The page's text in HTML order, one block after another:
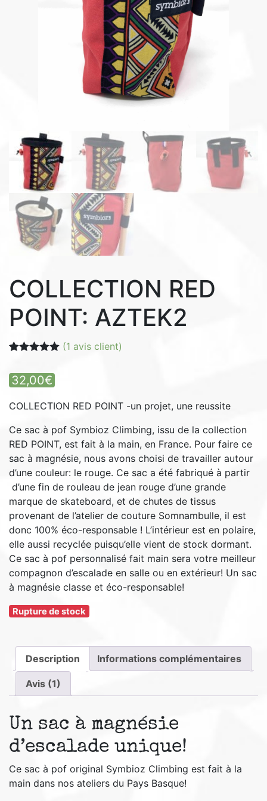
COLLECTION RED
POINT: AZTEK2
sur notation
client
(1 avis client)
32,00€
COLLECTION RED POINT -un projet, une reussite
Ce sac à pof Symbioz Climbing, issu de la collection
RED POINT, est fait à la main, en France. Pour faire ce
sac à magnésie, nous avons choisi de travailler autour
d’une couleur: le rouge. Ce sac a été fabriqué à partir
d’une fin de rouleau de jean rouge d’une grande
marque de skateboard, et de chutes de tissus
provenant de l’atelier de couture Somnambulle, il est
donc 100% éco-responsable ! L’intérieur est en polaire,
elle aussi recyclée puisqu’elle vient de stock dormant.
Ce sac à pof personnalisé fait main sera votre meilleur
compagnon d’escalade en salle ou en extérieur! Un sac
à magnésie classe et éco-responsable!
Rupture de stock
Description Informations complémentaires
Avis (1)
Un sac à magnésie
d’escalade unique!
Ce sac à pof original Symbioz Climbing est fait à la
main dans nos ateliers du Pays Basque!